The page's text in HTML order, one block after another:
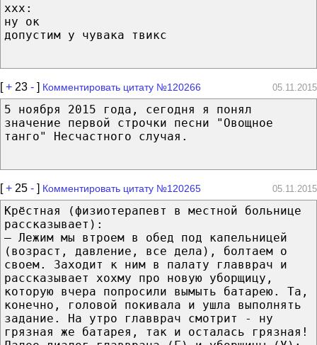
xxx:
ну ок
допустим у чувака твикс
[+ 23 - ] Комментировать цитату №120266 05.11.2015
5 ноября 2015 года, сегодня я понял
значение первой строчки песни "Овощное
танго" Несчастного случая.
[+ 25 - ] Комментировать цитату №120265 05.11.2015
Крёстная (физиотерапевт в местной больнице
рассказывает):
— Лежим мы втроем в обед под капельницей
(возраст, давление, все дела), болтаем о
своем. Заходит к ним в палату главврач и
рассказывает хохму про новую уборщицу,
которую вчера попросили вымыть батарею. Та,
конечно, головой покивала и ушла выполнять
задание. На утро главврач смотрит - ну
грязная же батарея, так и осталась грязная!